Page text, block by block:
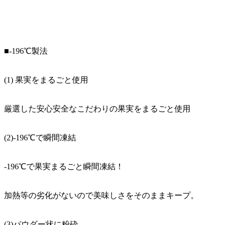
■-196℃製法
(1) 果実をまるごと使用
厳選した安心安全なこだわりの果実をまるごと使用
(2)-196℃で瞬間凍結
-196℃で果実まるごと瞬間凍結！
加熱等の劣化がないので美味しさをそのままキープ。